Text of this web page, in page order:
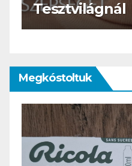
HERBioticum
Megkóstoltuk